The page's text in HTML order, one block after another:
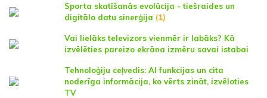
Sporta skatīšanās evolūcija - tiešraides un
digitālo datu sinerģija (1)
Vai lielāks televizors vienmēr ir labāks? Kā
izvēlēties pareizo ekrāna izmēru savai istabai
Tehnoloģiju ceļvedis: AI funkcijas un cita
noderīga informācija, ko vērts zināt, izvēloties
TV